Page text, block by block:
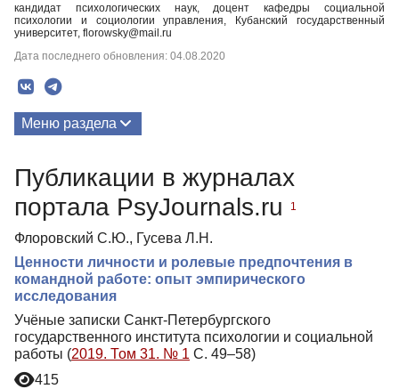
кандидат психологических наук, доцент кафедры социальной
психологии и социологии управления, Кубанский государственный
университет, florowsky@mail.ru
Дата последнего обновления: 04.08.2020
Меню раздела
Публикации в журналах
портала PsyJournals.ru
1
Флоровский С.Ю., Гусева Л.Н.
Ценности личности и ролевые предпочтения в
командной работе: опыт эмпирического
исследования
Учёные записки Санкт-Петербургского
государственного института психологии и социальной
работы (2019. Том 31. № 1 С. 49–58)
415